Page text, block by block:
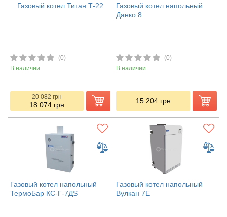
Газовый котел Титан Т-22
(0)
В наличии
20 082грн
18 074 грн
Газовый котел напольный
Данко 8
(0)
В наличии
15 204 грн
Газовый котел напольный
ТермоБар КС-Г-7ДS
Газовый котел напольный
Вулкан 7Е